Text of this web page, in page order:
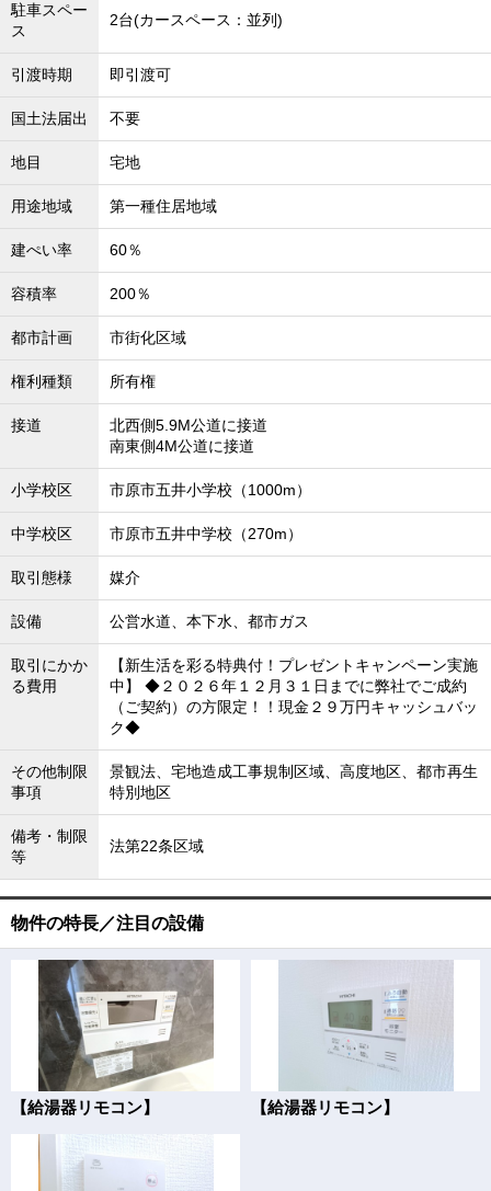
駐車スペー
ス
2台(カースペース：並列)
引渡時期 即引渡可
国土法届出 不要
地目 宅地
用途地域 第一種住居地域
建ぺい率 60％
容積率 200％
都市計画 市街化区域
権利種類 所有権
接道
北西側5.9M公道に接道
南東側4M公道に接道
小学校区 市原市五井小学校（1000m）
中学校区 市原市五井中学校（270m）
取引態様 媒介
設備 公営水道、本下水、都市ガス
取引にかか
る費用
【新生活を彩る特典付！プレゼントキャンペーン実施
中】 ◆２０２６年１２月３１日までに弊社でご成約
（ご契約）の方限定！！現金２９万円キャッシュバッ
ク◆
その他制限
事項
景観法、宅地造成工事規制区域、高度地区、都市再生
特別地区
備考・制限
等
法第22条区域
物件の特長／注目の設備
【給湯器リモコン】 【給湯器リモコン】
全店舗営業社員募集！